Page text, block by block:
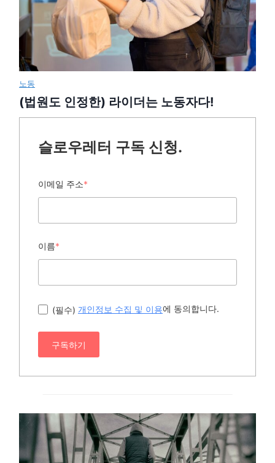
노동
(법원도 인정한) 라이더는 노동자다!
슬로우레터 구독 신청.
이메일 주소*
이름*
(필수) 개인정보 수집 및 이용에 동의합니다.
구독하기